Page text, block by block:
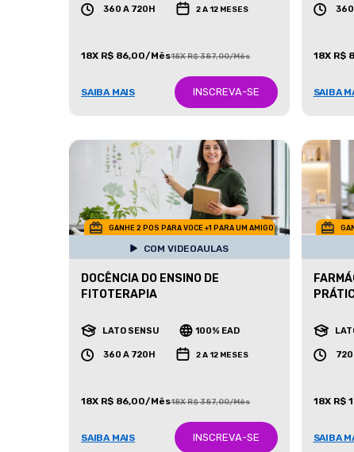
360 A 720H 2 A 12 MESES
18X R$ 86,00/Mês18X R$ 387,00/Mês
SAIBA MAIS INSCREVA-SE
360
18X R$
SAIBA
GANHE 2 POS PARA VOCE +1 PARA UM AMIGO
COM VIDEOAULAS
DOCÊNCIA DO ENSINO DE
FITOTERAPIA
LATO SENSU 100% EAD
360 A 720H 2 A 12 MESES
18X R$ 86,00/Mês18X R$ 387,00/Mês
SAIBA MAIS INSCREVA-SE
18X R$
SAIBA